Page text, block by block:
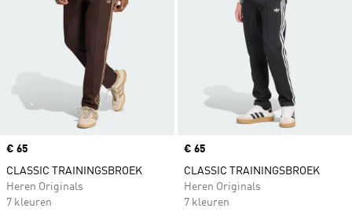
Price
€ 65
CLASSIC TRAININGSBROEK
Heren Originals
7 kleuren
Price
€ 65
CLASSIC TRAININGSBROEK
Heren Originals
7 kleuren